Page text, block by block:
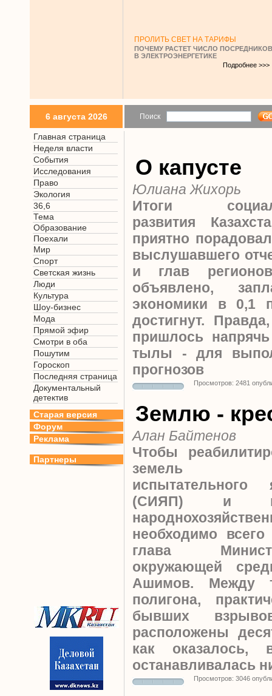
ПРОЛИТЬ СВЕТ НА ТАРИФЫ
ПОЧЕМУ РАСТЕТ ЧИСЛО ПОСРЕДНИКОВ
В ЭЛЕКТРОЭНЕРГЕТИКЕ
Подробнее >>>
6 августа 2026 Поиск
Главная страница
Неделя власти
События
Исследования
Право
Экология
36,6
Тема
Образование
Поехали
Мир
Спорт
Светская жизнь
Люди
Культура
Шоу-бизнес
Мода
Прямой эфир
Смотри в оба
Пошутим
Гороскоп
Последняя страница
Документальный
детектив
Старая версия
Форум
Реклама
Партнеры
О капусте
Юлиана Жихорь
Итоги
развития
приятно
выслушавшего
и глав
объявлено,
экономики в 0,1
достигнут.
пришлось
тылы - для
прогнозов
Просмотров: 2481
Землю -
Алан Байтенов
Чтобы
земель
испытательного
(СИЯП) и
необходимо
глава
окружающей
Ашимов. Между
полигона,
бывших
расположены
как
останавливалась
Просмотров: 3046